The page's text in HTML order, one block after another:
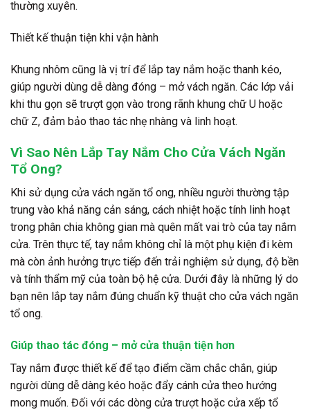
thường xuyên.
Thiết kế thuận tiện khi vận hành
Khung nhôm cũng là vị trí để lắp tay nắm hoặc thanh kéo,
giúp người dùng dễ dàng đóng – mở vách ngăn. Các lớp vải
khi thu gọn sẽ trượt gọn vào trong rãnh khung chữ U hoặc
chữ Z, đảm bảo thao tác nhẹ nhàng và linh hoạt.
Vì Sao Nên Lắp Tay Nắm Cho Cửa Vách Ngăn
Tổ Ong?
Khi sử dụng cửa vách ngăn tổ ong, nhiều người thường tập
trung vào khả năng cản sáng, cách nhiệt hoặc tính linh hoạt
trong phân chia không gian mà quên mất vai trò của tay nắm
cửa. Trên thực tế, tay nắm không chỉ là một phụ kiện đi kèm
mà còn ảnh hưởng trực tiếp đến trải nghiệm sử dụng, độ bền
và tính thẩm mỹ của toàn bộ hệ cửa. Dưới đây là những lý do
bạn nên lắp tay nắm đúng chuẩn kỹ thuật cho cửa vách ngăn
tổ ong.
Giúp thao tác đóng – mở cửa thuận tiện hơn
Tay nắm được thiết kế để tạo điểm cầm chắc chắn, giúp
người dùng dễ dàng kéo hoặc đẩy cánh cửa theo hướng
mong muốn. Đối với các dòng cửa trượt hoặc cửa xếp tổ